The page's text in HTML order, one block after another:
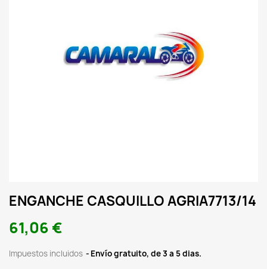
ENGANCHE CASQUILLO AGRIA7713/14
61,06 €
Impuestos incluidos Envío gratuito, de 3 a 5 dias.